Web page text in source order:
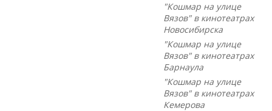
"Кошмар на улице
Вязов" в кинотеатрах
Новосибирска
"Кошмар на улице
Вязов" в кинотеатрах
Барнаула
"Кошмар на улице
Вязов" в кинотеатрах
Кемерова